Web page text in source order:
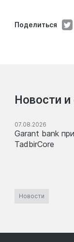
Поделиться
Новости
07.08.2026
Garant bank
TadbirCore
Новости